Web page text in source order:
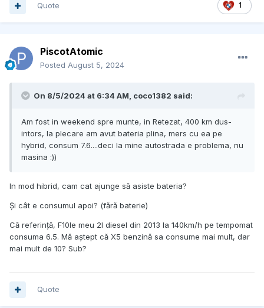
1
Quote
PiscotAtomic
Posted August 5, 2024
On 8/5/2024 at 6:34 AM, coco1382 said:
Am fost in weekend spre munte, in Retezat, 400 km dus-
intors, la plecare am avut bateria plina, mers cu ea pe
hybrid, consum 7.6....deci la mine autostrada e problema, nu
masina :))
In mod hibrid, cam cat ajunge să asiste bateria?
Și cât e consumul apoi? (fără baterie)
Că referință, F10le meu 2l diesel din 2013 la 140km/h pe tempomat
consuma 6.5. Mă aștept că X5 benzină sa consume mai mult, dar
mai mult de 10? Sub?
Quote